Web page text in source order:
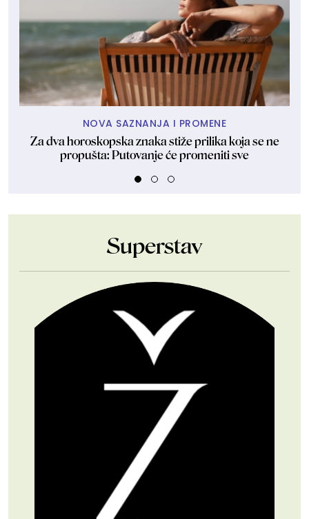
NOVA SAZNANJA I PROMENE
Za dva horoskopska znaka stiže prilika koja se ne
propušta: Putovanje će promeniti sve
Superstav